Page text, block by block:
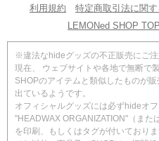
利用規約 特定商取引法に関
LEMONed SHOP TOP
※違法なhideグッズの不正販売にご
現在、 ウェブサイトや各地で無断で
SHOPのアイテムと類似したものが
出ているようです。
オフィシャルグッズには必ずhideオ
"HEADWAX ORGANIZATION"（また
を印刷、もしくはタグが付いておりま